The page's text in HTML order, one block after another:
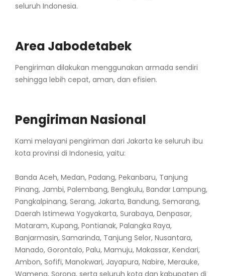
seluruh Indonesia.
Area Jabodetabek
Pengiriman dilakukan menggunakan armada sendiri
sehingga lebih cepat, aman, dan efisien.
Pengiriman Nasional
Kami melayani pengiriman dari Jakarta ke seluruh ibu
kota provinsi di Indonesia, yaitu:
Banda Aceh, Medan, Padang, Pekanbaru, Tanjung
Pinang, Jambi, Palembang, Bengkulu, Bandar Lampung,
Pangkalpinang, Serang, Jakarta, Bandung, Semarang,
Daerah Istimewa Yogyakarta, Surabaya, Denpasar,
Mataram, Kupang, Pontianak, Palangka Raya,
Banjarmasin, Samarinda, Tanjung Selor, Nusantara,
Manado, Gorontalo, Palu, Mamuju, Makassar, Kendari,
Ambon, Sofifi, Manokwari, Jayapura, Nabire, Merauke,
Wamena, Sorong, serta seluruh kota dan kabupaten di